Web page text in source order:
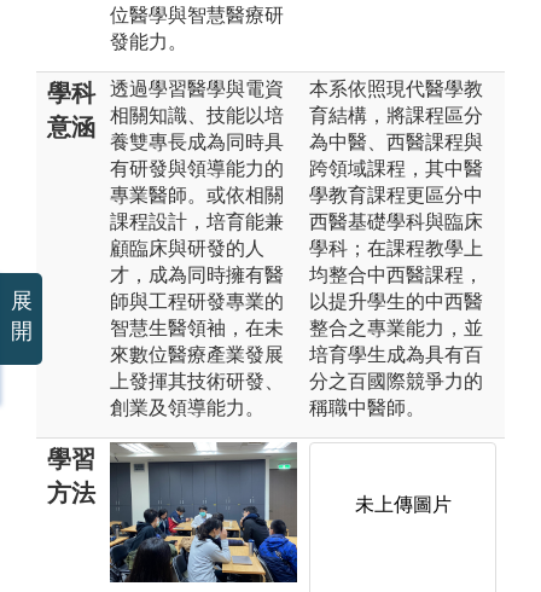
位醫學與智慧醫療研
發能力。
學科
意涵
透過學習醫學與電資
相關知識、技能以培
養雙專長成為同時具
有研發與領導能力的
專業醫師。或依相關
課程設計，培育能兼
顧臨床與研發的人
才，成為同時擁有醫
師與工程研發專業的
智慧生醫領袖，在未
來數位醫療產業發展
上發揮其技術研發、
創業及領導能力。
本系依照現代醫學教
育結構，將課程區分
為中醫、西醫課程與
跨領域課程，其中醫
學教育課程更區分中
西醫基礎學科與臨床
學科；在課程教學上
均整合中西醫課程，
以提升學生的中西醫
整合之專業能力，並
培育學生成為具有百
分之百國際競爭力的
稱職中醫師。
學習
方法
未上傳圖片
展
開